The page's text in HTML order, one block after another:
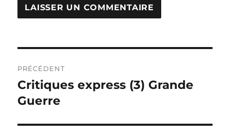
de
l’article
PRÉCÉDENT
Publication
précédente :
Critiques express (3) Grande
Guerre